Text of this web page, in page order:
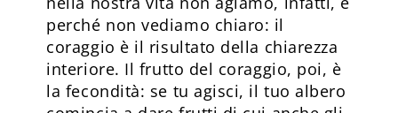
perché non vediamo chiaro: il
coraggio è il risultato della chiarezza
interiore. Il frutto del coraggio, poi, è
la fecondità: se tu agisci, il tuo albero